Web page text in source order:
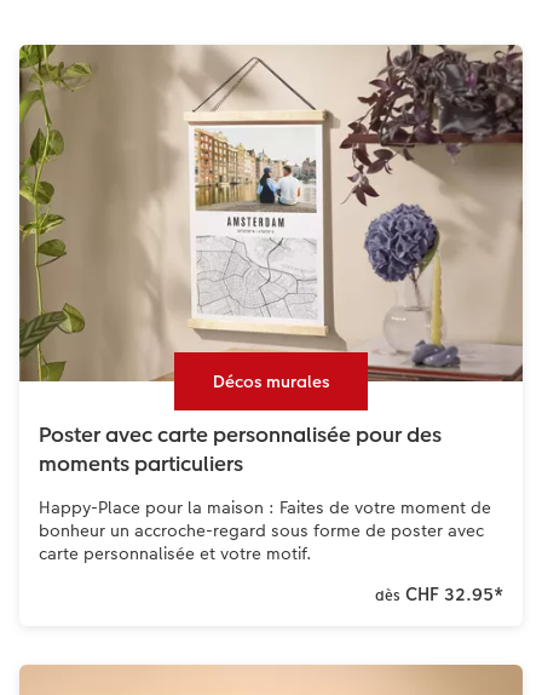
Décos murales
Poster avec carte personnalisée pour des
moments particuliers
Happy-Place pour la maison : Faites de votre moment de
bonheur un accroche-regard sous forme de poster avec
carte personnalisée et votre motif.
dès CHF 32.95*